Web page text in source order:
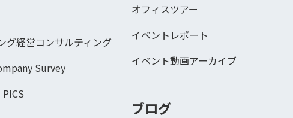
グ経営コンサルティング
Survey
オフィスツアー
イベントレポート
イベント動画アーカイブ
ブログ